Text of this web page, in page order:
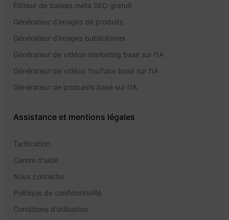
Éditeur de balises méta SEO gratuit
Générateur d'images de produits
Générateur d'images publicitaires
Générateur de vidéos marketing basé sur l'IA
Générateur de vidéos YouTube basé sur l'IA
Générateur de podcasts basé sur l'IA
Assistance et mentions légales
Tarification
Centre d'aide
Nous contacter
Politique de confidentialité
Conditions d'utilisation